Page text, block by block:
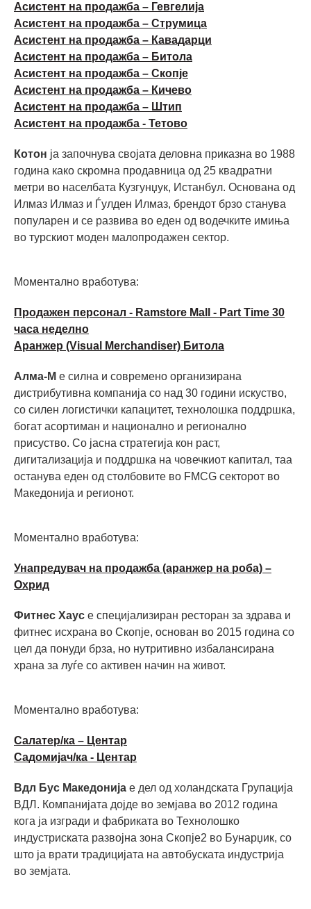
Асистент на продажба – Гевгелија
Асистент на продажба – Струмица
Асистент на продажба – Кавадарци
Асистент на продажба – Битола
Асистент на продажба – Скопје
Асистент на продажба – Кичево
Асистент на продажба – Штип
Асистент на продажба - Тетово
Котон ја започнува својата деловна приказна во 1988
година како скромна продавница од 25 квадратни
метри во населбата Кузгунџук, Истанбул. Основана од
Илмаз Илмаз и Ѓулден Илмаз, брендот брзо станува
популарен и се развива во еден од водечките имиња
во турскиот моден малопродажен сектор.
Моментално вработува:
Продажен персонал - Ramstore Mall - Part Time 30
часа неделно
Аранжер (Visual Merchandiser) Битола
Алма-М е силна и современо организирана
дистрибутивна компанија со над 30 години искуство,
со силен логистички капацитет, технолошка поддршка,
богат асортиман и национално и регионално
присуство. Со јасна стратегија кон раст,
дигитализација и поддршка на човечкиот капитал, таа
останува еден од столбовите во FMCG секторот во
Македонија и регионот.
Моментално вработува:
Унапредувач на продажба (аранжер на роба) –
Охрид
Фитнес Хаус е специјализиран ресторан за здрава и
фитнес исхрана во Скопје, основан во 2015 година со
цел да понуди брза, но нутритивно избалансирана
храна за луѓе со активен начин на живот.
Моментално вработува:
Салатер/ка – Центар
Садомијач/ка - Центар
Вдл Бус Македонија е дел од холандската Групација
ВДЛ. Компанијата дојде во земјава во 2012 година
кога ја изгради и фабриката во Технолошко
индустриската развојна зона Скопје2 во Бунарџик, со
што ја врати традицијата на автобуската индустрија
во земјата.